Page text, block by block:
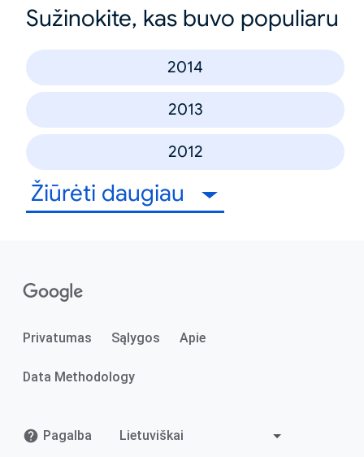
Sužinokite, kas buvo populiaru
2014
2013
2012
Žiūrėti daugiau
Privatumas Sąlygos Apie
Data Methodology
Pagalba